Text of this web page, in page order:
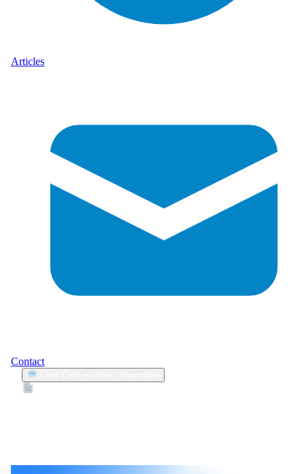
Articles
Contact